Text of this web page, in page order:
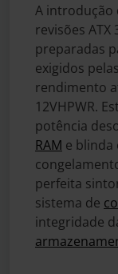
A introdução
revisões
preparadas
exigidos pelas
rendimento
12VHPWR.
potência
RAM e blinda
perfeita
sistema de
integridade